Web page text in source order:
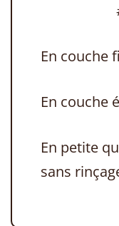
En couche
En couche
En petite
sans